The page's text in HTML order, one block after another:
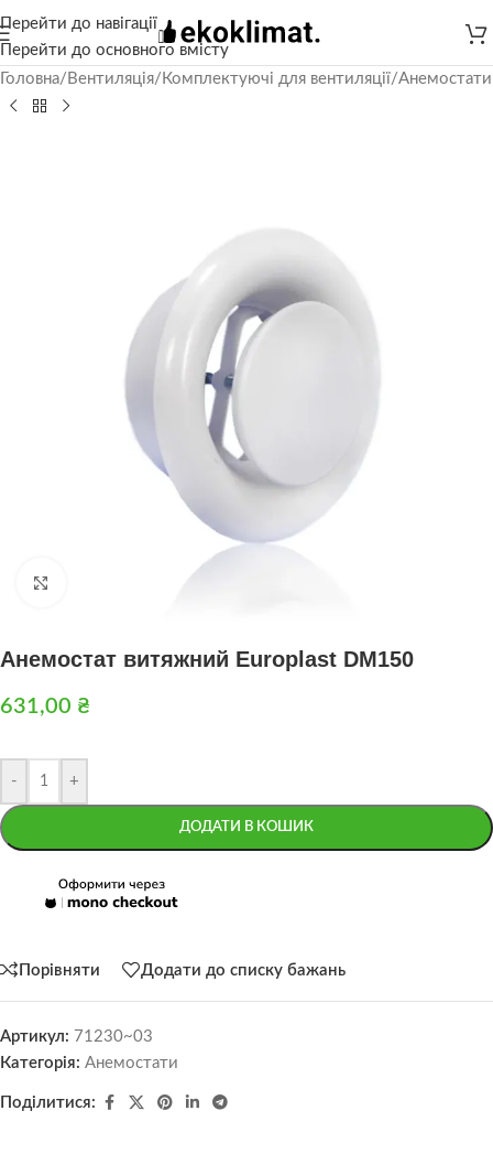
Перейти до навігації
Перейти до основного вмісту
Головна/ Вентиляція/ Комплектуючі для вентиляції/Анемостати
Анемостат витяжний Europlast DM150
631,00 ₴
- +
ДОДАТИ В КОШИК
Порівняти Додати до списку бажань
Артикул: 71230~03
Категорія: Анемостати
Поділитися: